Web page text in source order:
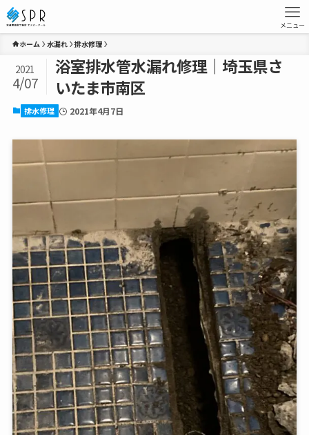
メニュー
ホーム 水漏れ 排水修理
浴室排水管水漏れ修理｜埼玉県さ
いたま市南区
2021
4/07
排水修理 2021年4月7日